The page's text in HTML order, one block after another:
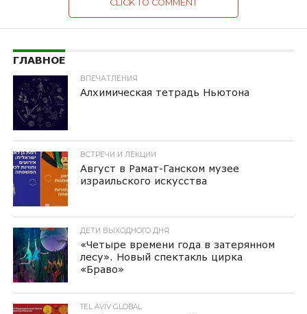
CLICK TO COMMENT
ГЛАВНОЕ
ВПЕЧАТЛЕНИЯ
Алхимическая тетрадь Ньютона
ВСТРЕЧИ И ЛЕКЦИИ
Август в Рамат-Ганском музее
израильского искусства
ДЕТИ ВЫХОДНОГО ДНЯ
«Четыре времени года в затерянном
лесу». Новый спектакль цирка
«Браво»
TEL AVIV GLOBAL